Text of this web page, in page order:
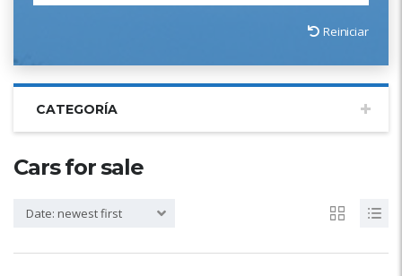
Reiniciar
CATEGORÍA
Cars for sale
Date: newest first